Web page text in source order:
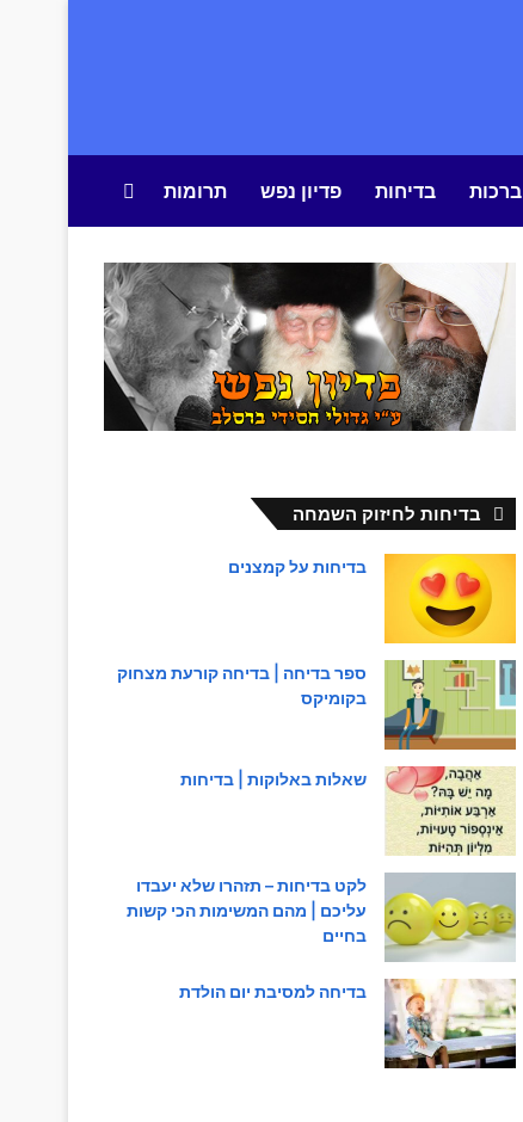
ברכות בדיחות פדיון נפש תרומות
בדיחות לחיזוק השמחה
בדיחות על קמצנים
ספר בדיחה | בדיחה קורעת מצחוק
בקומיקס
שאלות באלוקות | בדיחות
לקט בדיחות – תזהרו שלא יעבדו
עליכם | מהם המשימות הכי קשות
בחיים
בדיחה למסיבת יום הולדת